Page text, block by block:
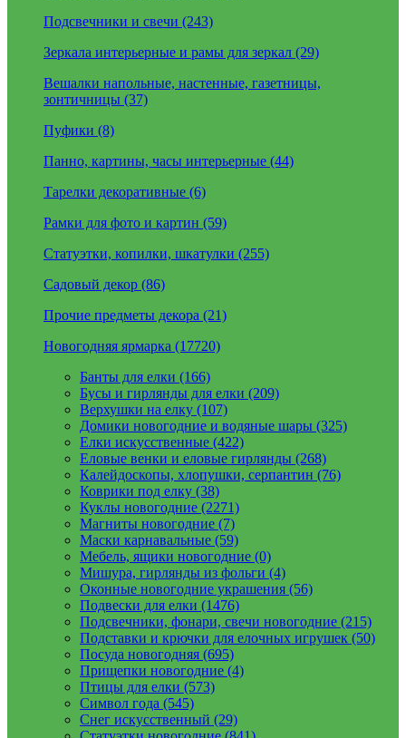
Подсвечники и свечи (243)
Зеркала интерьерные и рамы для зеркал (29)
Вешалки напольные, настенные, газетницы,
зонтичницы (37)
Пуфики (8)
Панно, картины, часы интерьерные (44)
Тарелки декоративные (6)
Рамки для фото и картин (59)
Статуэтки, копилки, шкатулки (255)
Садовый декор (86)
Прочие предметы декора (21)
Новогодняя ярмарка (17720)
Банты для елки (166)
Бусы и гирлянды для елки (209)
Верхушки на елку (107)
Домики новогодние и водяные шары (325)
Елки искусственные (422)
Еловые венки и еловые гирлянды (268)
Калейдоскопы, хлопушки, серпантин (76)
Коврики под елку (38)
Куклы новогодние (2271)
Магниты новогодние (7)
Маски карнавальные (59)
Мебель, ящики новогодние (0)
Мишура, гирлянды из фольги (4)
Оконные новогодние украшения (56)
Подвески для елки (1476)
Подсвечники, фонари, свечи новогодние (215)
Подставки и крючки для елочных игрушек (50)
Посуда новогодняя (695)
Прищепки новогодние (4)
Птицы для елки (573)
Символ года (545)
Снег искусственный (29)